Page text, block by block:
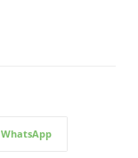
WhatsApp